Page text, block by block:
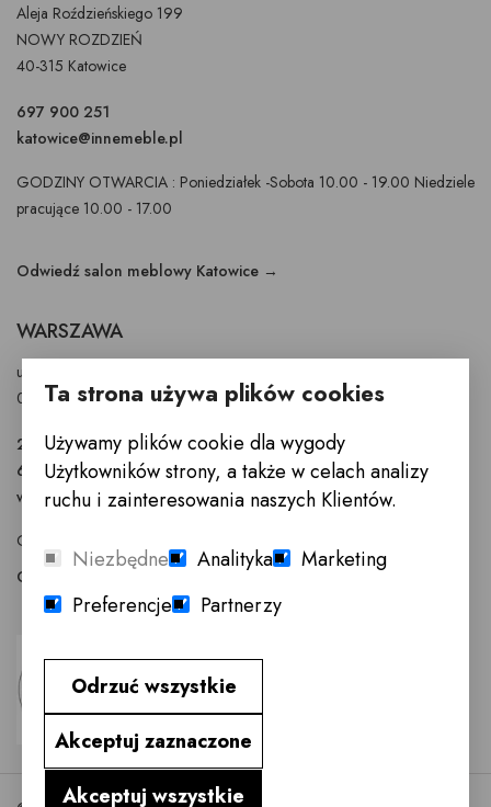
Aleja Roździeńskiego 199
NOWY ROZDZIEŃ
40-315 Katowice
697 900 251
katowice@innemeble.pl
GODZINY OTWARCIA : Poniedziałek -Sobota 10.00 - 19.00 Niedziele
pracujące 10.00 - 17.00
Odwiedź salon meblowy Katowice →
WARSZAWA
ul. Puławska 326 - budynek Enel-Med
02-819 Warszawa
22 855 40 97
601 777 299
warszawa@innemeble.pl
GODZINY OTWARCIA : Poniedziałek -Sobota 10.00 - 18.00
Odwiedź salon meblowy Warszawa →
Ta strona używa plików cookies
Używamy plików cookie dla wygody
Użytkowników strony, a także w celach analizy
ruchu i zainteresowania naszych Klientów.
Niezbędne Analityka
Marketing
Preferencje
Partnerzy
Odrzuć wszystkie
Akceptuj zaznaczone
Akceptuj wszystkie